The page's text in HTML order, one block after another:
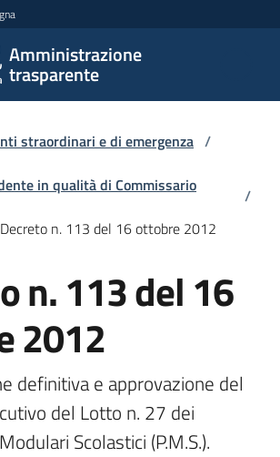
Amministrazione
trasparente
straordinari e di emergenza /
in qualità di Commissario
/
Decreto n. 113 del 16 ottobre 2012
n. 113 del 16
2012
definitiva e approvazione del
del Lotto n. 27 dei
Scolastici (P.M.S.).